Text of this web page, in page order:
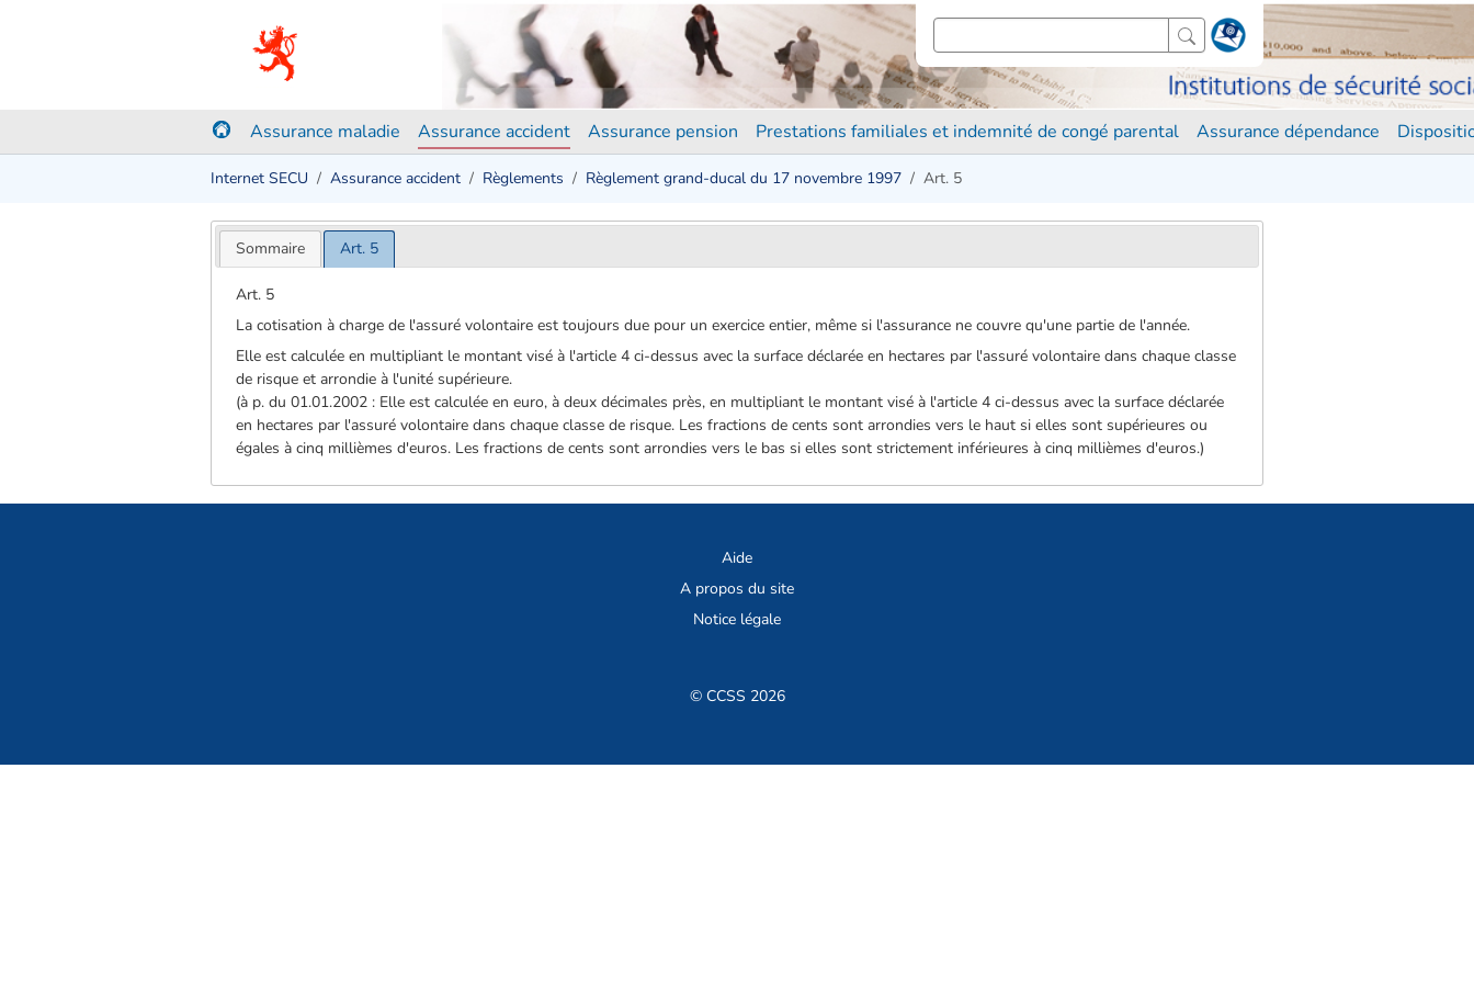
Assurance maladie Assurance accident Assurance pension Prestations familiales et indemnité de congé parental Assurance dépendance
Internet SECU Assurance accident Règlements Règlement grand-ducal du 17 novembre 1997 Art. 5
Sommaire Art. 5
Art. 5
La cotisation à charge de l'assuré volontaire est toujours due pour un exercice entier, même si l'assurance ne couvre qu'une partie de l'année.
Elle est calculée en multipliant le montant visé à l'article 4 ci-dessus avec la surface déclarée en hectares par l'assuré volontaire dans chaque classe
de risque et arrondie à l'unité supérieure.
(à p. du 01.01.2002 : Elle est calculée en euro, à deux décimales près, en multipliant le montant visé à l'article 4 ci-dessus avec la surface déclarée
en hectares par l'assuré volontaire dans chaque classe de risque. Les fractions de cents sont arrondies vers le haut si elles sont supérieures ou
égales à cinq millièmes d'euros. Les fractions de cents sont arrondies vers le bas si elles sont strictement inférieures à cinq millièmes d'euros.)
Aide
A propos du site
Notice légale
© CCSS 2026